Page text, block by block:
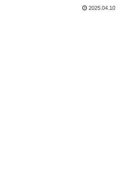
2025.04.10